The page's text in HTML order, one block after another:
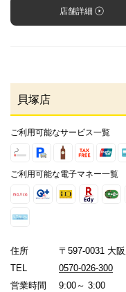
店舗詳細
貝塚店
ご利用可能なサービス一覧
ご利用可能な電子マネー一覧
住所
〒597-0031 大
TEL
0570-026-300
営業時間
9:00～ 3:00